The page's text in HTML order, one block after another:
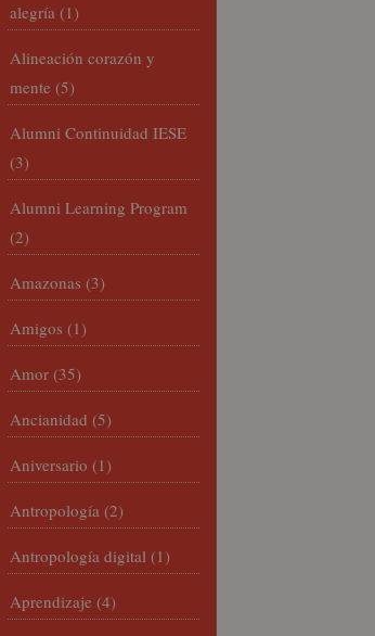
alegría (1)
Alineación corazón y
mente (5)
Alumni Continuidad IESE
(3)
Alumni Learning Program
(2)
Amazonas (3)
Amigos (1)
Amor (35)
Ancianidad (5)
Aniversario (1)
Antropología (2)
Antropología digital (1)
Aprendizaje (4)